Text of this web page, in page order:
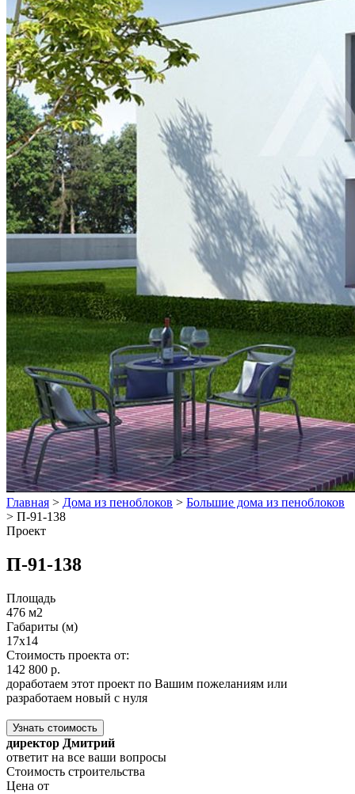
Главная > Дома из пеноблоков > Большие дома из пеноблоков
> П-91-138
Проект
П-91-138
Площадь
476 м2
Габариты (м)
17x14
Стоимость проекта от:
142 800 р.
доработаем этот проект по Вашим пожеланиям или
разработаем новый с нуля
Узнать стоимость
директор Дмитрий
ответит на все ваши вопросы
Стоимость строительства
Цена от